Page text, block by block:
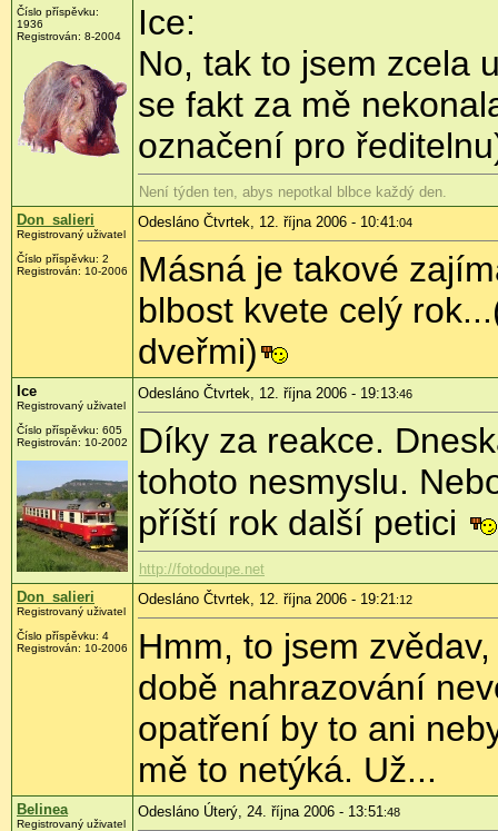
Číslo příspěvku:
1936
Registrován: 8-2004
Ice:
No, tak to jsem zcela
se fakt za mě
označení pro
Není týden ten, abys nepotkal blbce každý den.
Don_salieri
Registrovaný uživatel
Číslo příspěvku: 2
Registrován: 10-2006
Odesláno Čtvrtek, 12. října 2006 - 10:41 :04
Másná je takové
blbost kvete celý
dveřmi)
Ice
Registrovaný uživatel
Číslo příspěvku: 605
Registrován: 10-2002
Odesláno Čtvrtek, 12. října 2006 - 19:13:46
Díky za reakce.
tohoto nesmyslu.
příští rok další petici
http://fotodoupe.net
Don_salieri
Registrovaný uživatel
Číslo příspěvku: 4
Registrován: 10-2006
Odesláno Čtvrtek, 12. října 2006 - 19:21 :12
Hmm, to jsem
době nahrazování
opatření by to ani
mě to netýká. Už...
Belinea
Registrovaný uživatel
Odesláno Úterý, 24. října 2006 - 13:51 :48